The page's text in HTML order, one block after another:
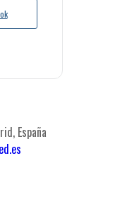
España